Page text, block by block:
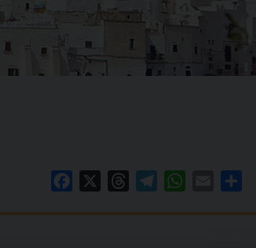
FacebookThreadsTelegram Email